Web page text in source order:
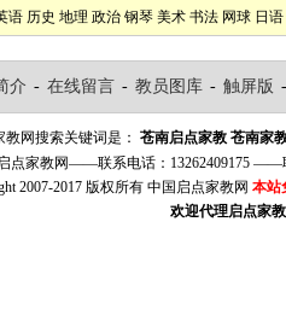
语 历史 地理 政治 钢琴 美术 书法 网球 日语
介 - 在线留言 - 教员图库 - 触屏版
教网搜索关键词是： 苍南启点家教 苍南家
点家教网——联系电话：13262409175
2007-2017 版权所有 中国启点家教网 本站
欢迎代理启点家